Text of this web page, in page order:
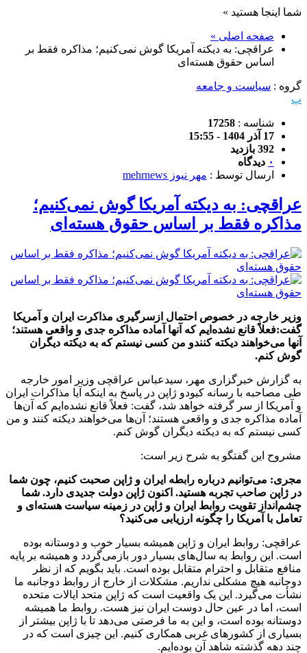
شما اینجا هستید »
صفحه اصلی »
عراقچی: به دیکته آمریکا گوش نمی‌کنیم؛ مذاکره فقط بر
اساس حقوق هسته‌ای
گروه : سیاست و جامعه
پ
شناسه : 17258
17 آذر 1404 - 15:55
392 بازدید
۰ دیدگاه
ارسال توسط : مهر نیوز mehrnews
عراقچی: به دیکته آمریکا گوش نمی‌کنیم؛
مذاکره فقط بر اساس حقوق هسته‌ای
وزیر خارجه در خصوص احتمال ازسرگیری مذاکرت ایران و آمریکا
گفت:فعلاً قانع نشده‌ایم که آنها آماده مذاکره جدی و واقعی هستند؛
آنها می‌خواهند دیکته کنندو من کسی نیستم که به دیکته دیگران
گوش کنم.
به گزارش خبرگزاری مهر، سیدعباس عراقچی وزیر امور خارجه
طی مصاحبه با رسانه کیودو ژاپن در پاسخ به اینکه آیا مذاکرات ایران
و آمریکا از سر گرفته خواهد شد، گفت: فعلاً قانع نشده‌ایم که آن‌ها
آماده مذاکره جدی و واقعی هستند؛ آن‌ها می‌خواهند دیکته کنند و من
کسی نیستم که به دیکته دیگران گوش کنم.
مشروح این گفتگو به شرح زیر است:
مجری: می‌توانیم درباره رابطه ایران و ژاپن صحبت کنیم، چون شما
در ژاپن صاحب تجربه هستید. اکنون ژاپن دولت جدیدی دارد. شما
چشم‌انداز تقویت روابط ایران و ژاپن در زمینه سیاست هسته‌ای و
تعامل با آمریکا را چگونه ارزیابی می‌کنید؟
عراقچی: روابط ایران و ژاپن همیشه بسیار خوب و دوستانه بوده
است. این روابط به سال‌های بسیار دور بازمی‌گردد و همیشه بر پایه
منافع متقابل و احترام متقابل بوده است. باید بگویم که از نظر
دوجانبه هیچ مشکلی نداریم. مشکلات از خارج از روابط دوجانبه ما
نشأت می‌گیرد. این یک واقعیت است که ژاپن متحد ایالات متحده
است، اما در عین حال دوست ایران نیز هست. روابط ما همیشه
دوستانه بوده است، و این به ما فرصتی می‌دهد تا با ژاپن بیشتر از
بسیاری از کشورهای غربی همکاری کنیم. این چیزی است که در
چند دهه گذشته شاهد آن بوده‌ایم.